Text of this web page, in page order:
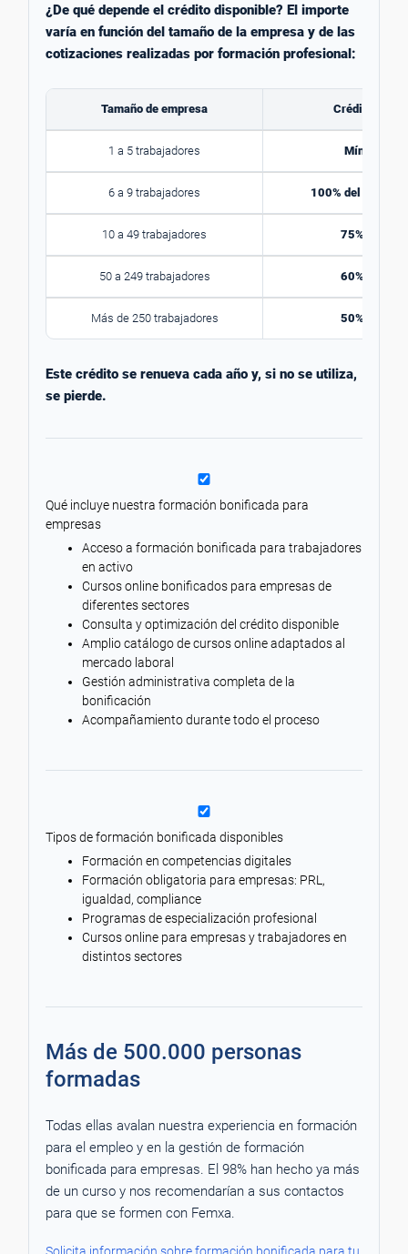
¿De qué depende el crédito disponible? El importe
varía en función del tamaño de la empresa y de las
cotizaciones realizadas por formación profesional:
Tamaño de empresa Crédito
1 a 5 trabajadores Mínimo
6 a 9 trabajadores 100% del crédito
10 a 49 trabajadores 75% del
50 a 249 trabajadores 60% del
Más de 250 trabajadores 50% del
Este crédito se renueva cada año y, si no se utiliza,
se pierde.
Qué incluye nuestra formación bonificada para
empresas
Acceso a formación bonificada para trabajadores
en activo
Cursos online bonificados para empresas de
diferentes sectores
Consulta y optimización del crédito disponible
Amplio catálogo de cursos online adaptados al
mercado laboral
Gestión administrativa completa de la
bonificación
Acompañamiento durante todo el proceso
Tipos de formación bonificada disponibles
Formación en competencias digitales
Formación obligatoria para empresas: PRL,
igualdad, compliance
Programas de especialización profesional
Cursos online para empresas y trabajadores en
distintos sectores
Más de 500.000 personas
formadas
Todas ellas avalan nuestra experiencia en formación
para el empleo y en la gestión de formación
bonificada para empresas. El 98% han hecho ya más
de un curso y nos recomendarían a sus contactos
para que se formen con Femxa.